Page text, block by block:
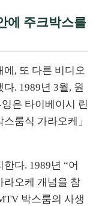
에 주크박스를
, 또 다른 비디오
. 1989년 3월, 원
은 타이베이시 린
룸식 가라오케」
다. 1989년 “어
라오케 개념을 참
박스룸의 사생